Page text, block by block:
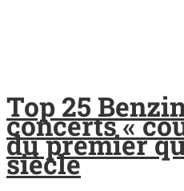
Top 25
concerts «
du premier
siècle